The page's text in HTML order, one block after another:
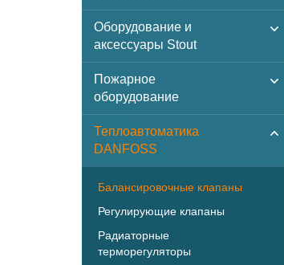
Оборудование и
аксессуары Stout
Пожарное
оборудование
Теплоавтоматика
DANFOSS
Балансировочные клапаны
Регулирующие клапаны
Радиаторные
терморегуляторы